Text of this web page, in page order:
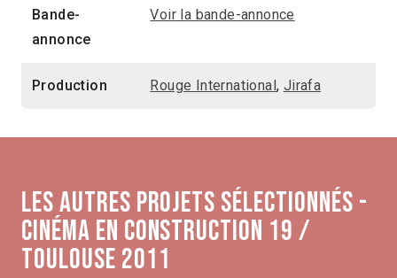
Bande-
annonce
Voir la bande-annonce
Production Rouge International , Jirafa
Les autres projets sélectionnés -
Cinéma en construction 19 /
Toulouse 2011